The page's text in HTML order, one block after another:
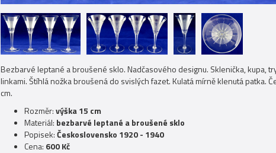
Bezbarvé leptané a broušené sklo. Nadčasového designu. Sklenička, kupa,
linkami. Štíhlá nožka broušená do svislých fazet. Kulatá mírně klenutá patka.
cm.
Rozměr:výška 15 cm
Materiál: bezbarvé leptané a broušené sklo
Popisek:Československo 1920 - 1940
Cena: 600 Kč